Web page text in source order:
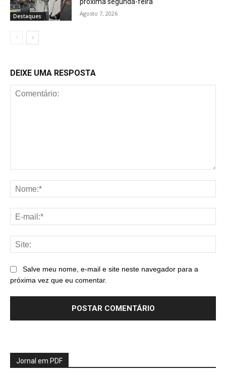
Destaques Agosto 7, 2026
DEIXE UMA RESPOSTA
Salve meu nome, e-mail e site neste navegador para a
próxima vez que eu comentar.
Jornal em PDF